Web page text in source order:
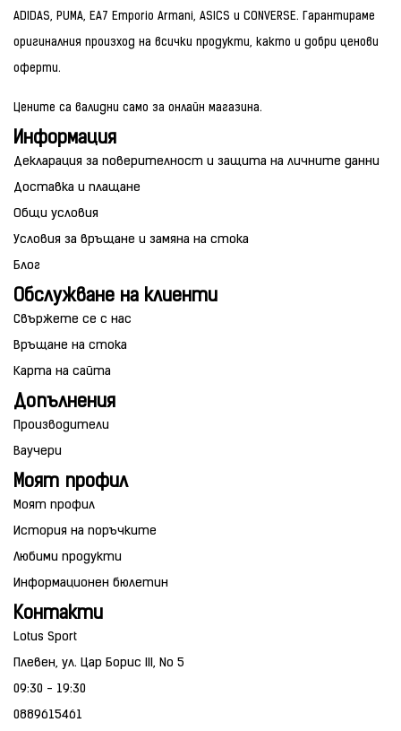
ADIDAS, PUMA, EA7 Emporio Armani, ASICS и CONVERSE. Гарантираме
оригиналния произход на всички продукти, както и добри ценови
оферти.
Цените са валидни само за онлайн магазина.
Информация
Декларация за поверителност и защита на личните данни
Доставка и плащане
Общи условия
Условия за връщане и замяна на стока
Блог
Обслужване на клиенти
Свържете се с нас
Връщане на стока
Карта на сайта
Допълнения
Производители
Ваучери
Моят профил
Моят профил
История на поръчките
Любими продукти
Информационен бюлетин
Контакти
Lotus Sport
Плевен, ул. Цар Борис III, No 5
09:30 - 19:30
0889615461